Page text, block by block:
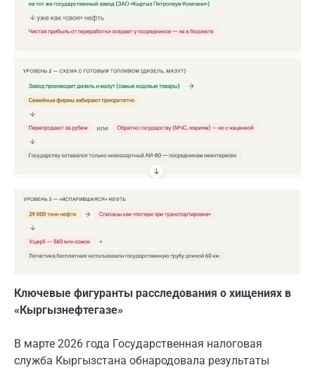
Ключевые фигуранты расследования о хищениях в
«Кыргызнефтегазе»
В марте 2026 года Государственная налоговая
служба Кыргызстана обнародовала результаты